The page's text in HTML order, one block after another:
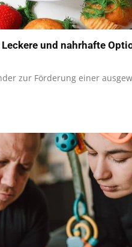
und nahrhafte
zur Förderung einer